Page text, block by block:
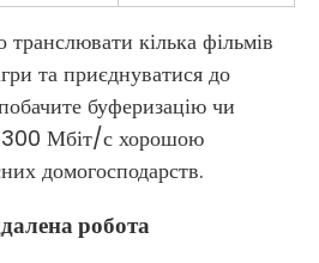
кілька фільмів
та приєднуватися до
буферизацію чи
300 Мбіт/с хорошою
домогосподарств.
робота